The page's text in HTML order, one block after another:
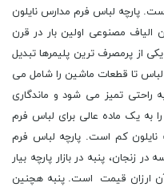
پارچه لباس فرم مدارس نایلون
الیاف مصنوعی اولین بار در قرن
از پرمصرف ترین پلیمرها تبدیل
لباس تا قطعات ماشین را شامل می
تمیز می شود و ماندگاری
به یک ماده عالی برای لباس فرم
کم است. پارچه لباس فرم
زنجان، پنبه در بازار پارچه بیار
آن ارزان قیمت است. پنبه هچنین